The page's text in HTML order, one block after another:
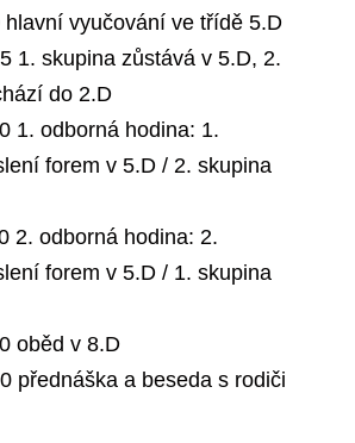
hlavní vyučování ve třídě 5.D
1. skupina zůstává v 5.D, 2.
do 2.D
1. odborná hodina: 1.
forem v 5.D / 2. skupina
2. odborná hodina: 2.
forem v 5.D / 1. skupina
oběd v 8.D
přednáška a beseda s rodiči